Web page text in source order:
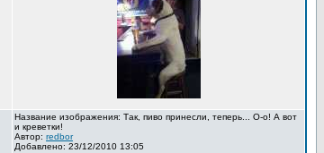
Название изображения: Так, пиво принесли, теперь... О-о! А вот
и креветки!
Автор: redbor
Добавлено: 23/12/2010 13:05